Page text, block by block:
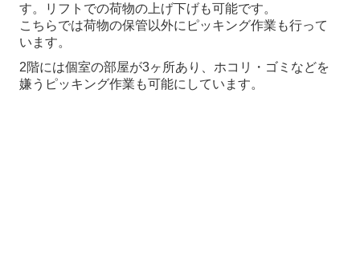
す。リフトでの荷物の上げ下げも可能です。
こちらでは荷物の保管以外にピッキング作業も行って
います。
2階には個室の部屋が3ヶ所あり、ホコリ・ゴミなどを
嫌うピッキング作業も可能にしています。